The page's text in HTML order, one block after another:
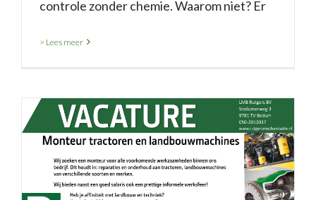
controle zonder chemie. Waarom niet? Er
> Lees meer
Vacature LMB Rutgers